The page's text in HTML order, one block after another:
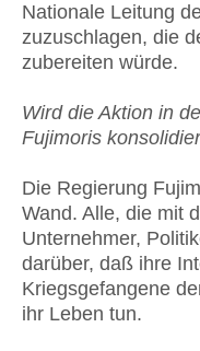
Nationale Leitung
zuzuschlagen, die
zubereiten würde.
Wird die Aktion in
Fujimoris
Die Regierung
Wand. Alle, die mit
Unternehmer,
darüber, daß ihre
Kriegsgefangene
ihr Leben tun.